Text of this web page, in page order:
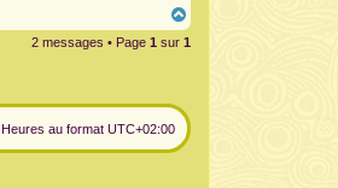
a
u
2 messages • Page 1 sur 1
Heures au format UTC+02:00